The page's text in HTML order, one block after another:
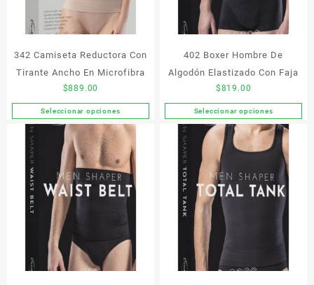
elegir
en
página
de
producto
de
producto
342 Camiseta Reductora Con
Tirante Ancho En Microfibra
$889.00
Seleccionar opciones
Este
producto
tiene
múltiples
variantes.
Las
elegir
en
402 Boxer Hombre De
Algodón Elastizado Con Faja
$819.00
Seleccionar opciones
Este
producto
tiene
variantes.
Las